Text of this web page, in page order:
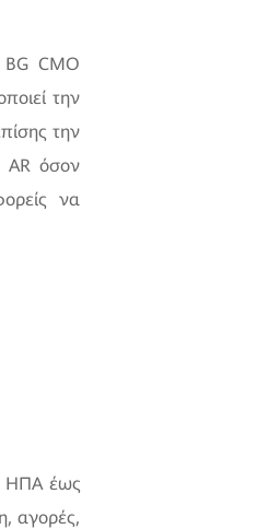
CMO
την
την
AR όσον
να
ΗΠΑ έως
αγορές,